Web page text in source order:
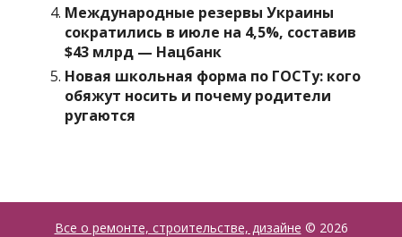
Международные резервы Украины
сократились в июле на 4,5%, составив
$43 млрд — Нацбанк
Новая школьная форма по ГОСТу: кого
обяжут носить и почему родители
ругаются
Все о ремонте, строительстве, дизайне © 2026